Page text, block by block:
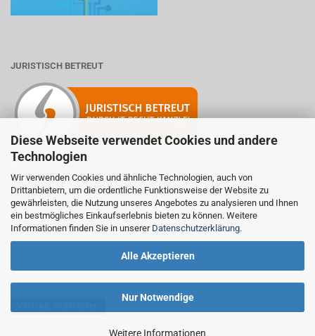
Diese Webseite verwendet Cookies und andere
Technologien
Wir verwenden Cookies und ähnliche Technologien, auch von
Drittanbietern, um die ordentliche Funktionsweise der Website zu
gewährleisten, die Nutzung unseres Angebotes zu analysieren und Ihnen
ein bestmögliches Einkaufserlebnis bieten zu können. Weitere
Informationen finden Sie in unserer Datenschutzerklärung.
Alle Akzeptieren
Nur Notwendige
Weitere Informationen
JURISTISCH BETREUT
Mitglied der Initiative "Fairness im Handel".
Informationen zur Initiative:
https://www.fairness-im-handel.de